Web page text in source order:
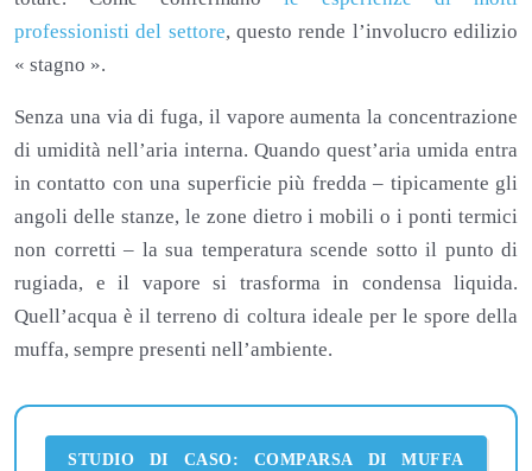
professionisti del settore, questo rende l’involucro edilizio
« stagno ».
Senza una via di fuga, il vapore aumenta la concentrazione
di umidità nell’aria interna. Quando quest’aria umida entra
in contatto con una superficie più fredda – tipicamente gli
angoli delle stanze, le zone dietro i mobili o i ponti termici
non corretti – la sua temperatura scende sotto il punto di
rugiada, e il vapore si trasforma in condensa liquida.
Quell’acqua è il terreno di coltura ideale per le spore della
muffa, sempre presenti nell’ambiente.
STUDIO DI CASO: COMPARSA DI MUFFA